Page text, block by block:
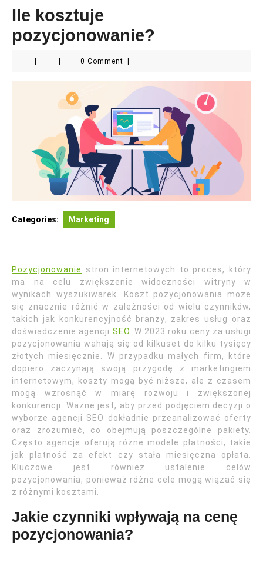
Ile kosztuje
pozycjonowanie?
0 Comment
Categories: Marketing
Pozycjonowanie
stron internetowych to proces, który
ma na celu zwiększenie widoczności witryny w
wynikach wyszukiwarek. Koszt pozycjonowania może
się znacznie różnić w zależności od wielu czynników,
takich jak konkurencyjność branży, zakres usług oraz
doświadczenie agencji SEO . W 2023 roku ceny za usługi
pozycjonowania wahają się od kilkuset do kilku tysięcy
złotych miesięcznie. W przypadku małych firm, które
dopiero zaczynają swoją przygodę z marketingiem
internetowym, koszty mogą być niższe, ale z czasem
mogą wzrosnąć w miarę rozwoju i zwiększonej
konkurencji. Ważne jest, aby przed podjęciem decyzji o
wyborze agencji SEO dokładnie przeanalizować oferty
oraz zrozumieć, co obejmują poszczególne pakiety.
Często agencje oferują różne modele płatności, takie
jak płatność za efekt czy stała miesięczna opłata.
Kluczowe jest również ustalenie celów
pozycjonowania, ponieważ różne cele mogą wiązać się
z różnymi kosztami.
Jakie czynniki wpływają na cenę
pozycjonowania?